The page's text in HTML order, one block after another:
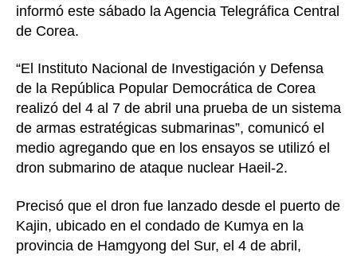
informó este sábado la Agencia Telegráfica Central
de Corea.
“El Instituto Nacional de Investigación y Defensa
de la República Popular Democrática de Corea
realizó del 4 al 7 de abril una prueba de un sistema
de armas estratégicas submarinas”, comunicó el
medio agregando que en los ensayos se utilizó el
dron submarino de ataque nuclear Haeil-2.
Precisó que el dron fue lanzado desde el puerto de
Kajin, ubicado en el condado de Kumya en la
provincia de Hamgyong del Sur, el 4 de abril,